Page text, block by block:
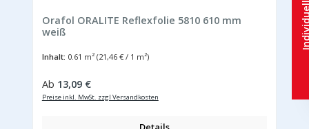
Orafol ORALITE Reflexfolie 5810 610 mm
weiß
Inhalt: 0.61 m² (21,46 € / 1 m²)
Regulärer Preis:
Ab 13,09 €
Preise inkl. MwSt. zzgl Versandkosten